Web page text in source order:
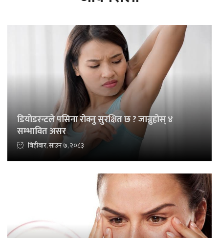
डियोडरन्टले पसिना रोक्नु सुरक्षित छ ? जान्नुहोस् ४
सम्भावित असर
बिहीबार, साउन ७, २०८३